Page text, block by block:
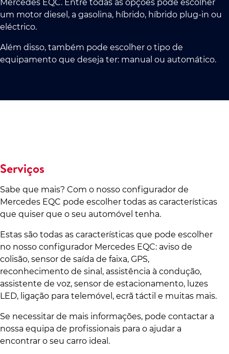
Mercedes EQC. Entre todas as opções pode escolher
um motor diesel, a gasolina, híbrido, híbrido plug-in ou
eléctrico.
Além disso, também pode escolher o tipo de
equipamento que deseja ter: manual ou automático.
Serviços
Sabe que mais? Com o nosso configurador de
Mercedes EQC pode escolher todas as características
que quiser que o seu automóvel tenha.
Estas são todas as características que pode escolher
no nosso configurador Mercedes EQC: aviso de
colisão, sensor de saída de faixa, GPS,
reconhecimento de sinal, assistência à condução,
assistente de voz, sensor de estacionamento, luzes
LED, ligação para telemóvel, ecrã táctil e muitas mais.
Se necessitar de mais informações, pode contactar a
nossa equipa de profissionais para o ajudar a
encontrar o seu carro ideal.